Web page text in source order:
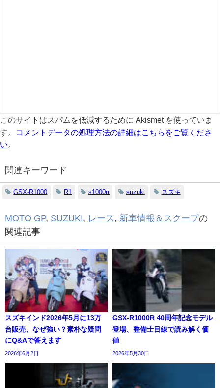
このサイトはスパムを低減するために Akismet を使っていま
す。
コメントデータの処理方法の詳細はこちらをご覧くださ
い。
関連キーワード
GSX-R1000 R1 s1000rr suzuki スズキ
MOTO GP, SUZUKI, レース , 新車情報＆スクープの
関連記事
スズキインド2026年5月に13万
台販売、なぜ強い？素朴な疑問
にQ&Aで答えます
2026年6月2日
GSX-R1000R 40周年記念モデル
登場、整備士目線で読み解く価
値
2026年5月30日